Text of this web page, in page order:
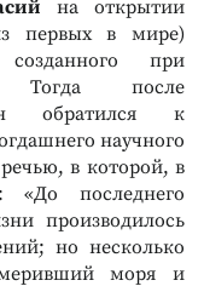
на открытии
первых в мире)
созданного при
Тогда после
обратился к
научного
в которой, в
«До последнего
производилось
но несколько
моря и